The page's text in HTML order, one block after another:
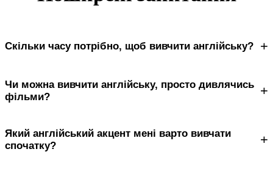
Скільки часу потрібно, щоб вивчити англійську? +
Чи можна вивчити англійську, просто дивлячись
фільми?
+
Який англійський акцент мені варто вивчати
спочатку?
+